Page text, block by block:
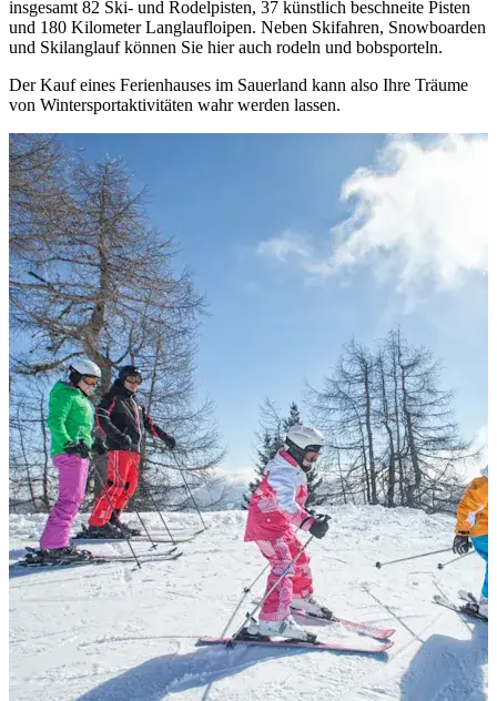
insgesamt 82 Ski- und Rodelpisten, 37 künstlich beschneite Pisten
und 180 Kilometer Langlaufloipen. Neben Skifahren, Snowboarden
und Skilanglauf können Sie hier auch rodeln und bobsporteln.
Der Kauf eines Ferienhauses im Sauerland kann also Ihre Träume
von Wintersportaktivitäten wahr werden lassen.